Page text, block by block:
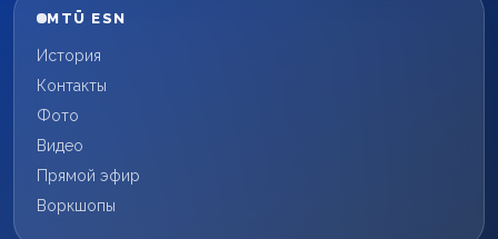
MTÜ ESN
История
Контакты
Фото
Видео
Прямой эфир
Воркшопы